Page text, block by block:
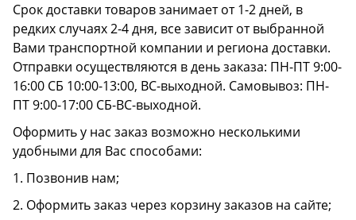
Срок доставки товаров занимает от 1-2 дней, в
редких случаях 2-4 дня, все зависит от выбранной
Вами транспортной компании и региона доставки.
Отправки осуществляются в день заказа: ПН-ПТ 9:00-
16:00 СБ 10:00-13:00, ВС-выходной. Самовывоз: ПН-
ПТ 9:00-17:00 СБ-ВС-выходной.
Оформить у нас заказ возможно несколькими
удобными для Вас способами:
1. Позвонив нам;
2. Оформить заказ через корзину заказов на сайте;